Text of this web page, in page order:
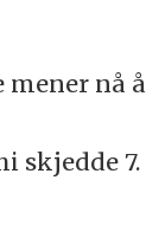
nå å
skjedde 7.